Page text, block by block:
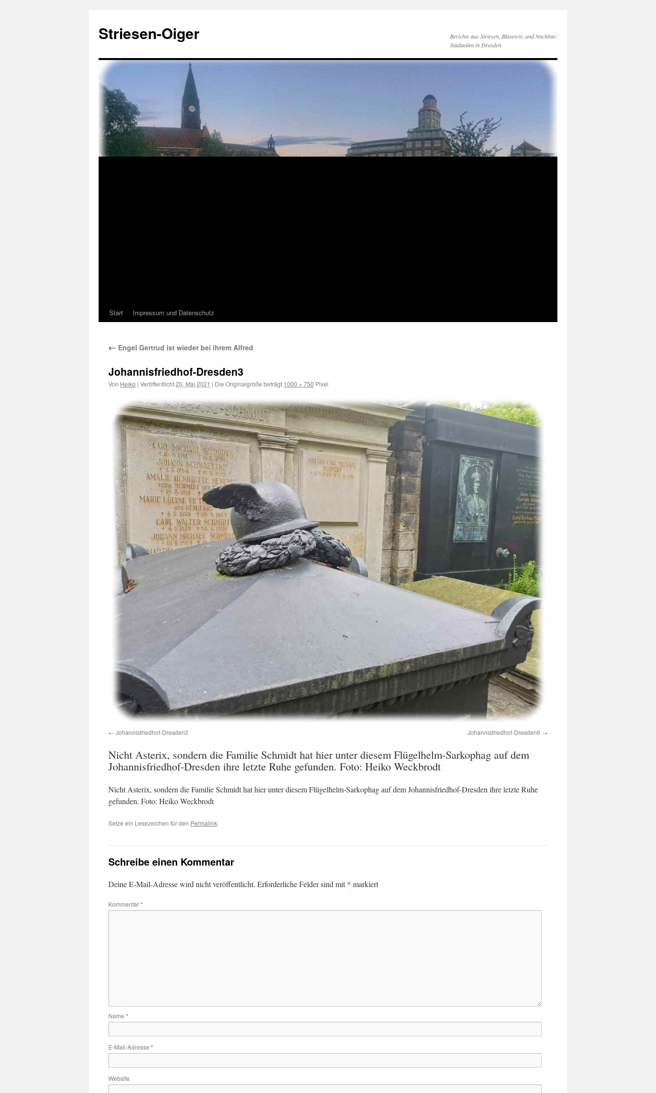
springen
Striesen-Oiger
Berichte aus Striesen, Blasewitz und Nachbar-
Stadtteilen in Dresden
Start Impressum und Datenschutz
← Engel Gertrud ist wieder bei ihrem Alfred
Johannisfriedhof-Dresden3
Von Heiko | Veröffentlicht20. Mai 2021 | Die Originalgröße beträgt 1000 × 750 Pixel
Johannisfriedhof-Dresden2 Johannisfriedhof-Dresden6
Nicht Asterix, sondern die Familie Schmidt hat hier unter diesem Flügelhelm-Sarkophag auf dem
Johannisfriedhof-Dresden ihre letzte Ruhe gefunden. Foto: Heiko Weckbrodt
Nicht Asterix, sondern die Familie Schmidt hat hier unter diesem Flügelhelm-Sarkophag auf dem Johannisfriedhof-Dresden ihre letzte Ruhe
gefunden. Foto: Heiko Weckbrodt
Setze ein Lesezeichen für den Permalink.
Schreibe einen Kommentar
Deine E-Mail-Adresse wird nicht veröffentlicht. Erforderliche Felder sind mit* markiert
Kommentar*
Name *
E-Mail-Adresse *
Website